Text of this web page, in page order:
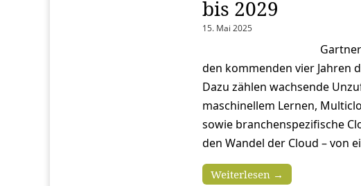
bis 2029
15. Mai 2025
den kommenden vier Jahren
Dazu zählen wachsende
maschinellem Lernen,
sowie branchenspezifische
den Wandel der Cloud – von
Weiterlesen →